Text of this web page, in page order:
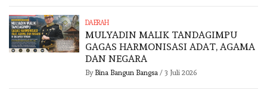
DAERAH
MULYADIN MALIK TANDAGIMPU
GAGAS HARMONISASI ADAT, AGAMA
DAN NEGARA
By Bina Bangun Bangsa/ 3 Juli 2026